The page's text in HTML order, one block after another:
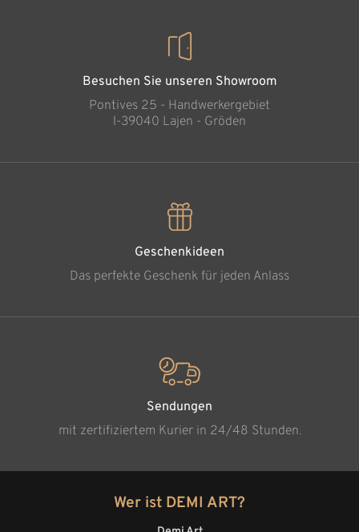
Besuchen Sie unseren Showroom
Pontives 25 - Handwerkergebiet
l-39040 Lajen - Gröden
Geschenkideen
Das perfekte Geschenk für jeden Anlass
Sendungen
mit zertifiziertem Kurier in 24/48 Stunden.
Wer ist DEMI ART?